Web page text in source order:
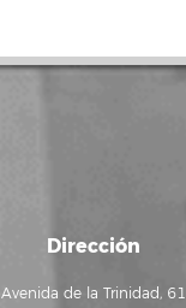
Dirección
Avenida de la Trinidad, 61